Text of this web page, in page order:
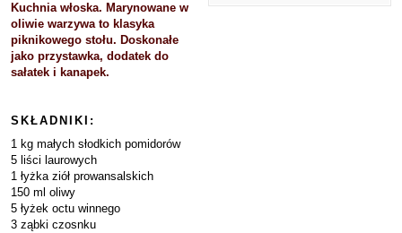
Kuchnia włoska. Marynowane w
oliwie warzywa to klasyka
piknikowego stołu. Doskonałe
jako przystawka, dodatek do
sałatek i kanapek.
SKŁADNIKI:
1 kg małych słodkich pomidorów
5 liści laurowych
1 łyżka ziół prowansalskich
150 ml oliwy
5 łyżek octu winnego
3 ząbki czosnku